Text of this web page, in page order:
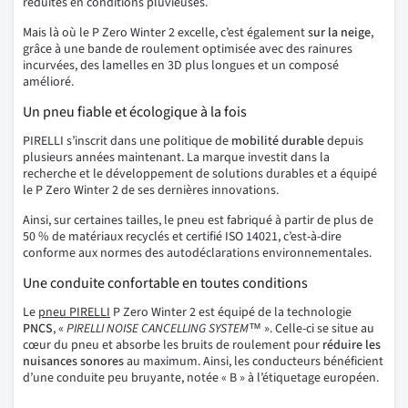
Mais là où le P Zero Winter 2 excelle, c’est égalementsur la neige,
grâce à une bande de roulement optimisée avec des rainures
incurvées, des lamelles en 3D plus longues et un composé
amélioré.
Un pneu fiable et écologique à la fois
PIRELLI s’inscrit dans une politique de mobilité durabledepuis
plusieurs années maintenant. La marque investit dans la
recherche et le développement de solutions durables et a équipé
le P Zero Winter 2 de ses dernières innovations.
Ainsi, sur certaines tailles, le pneu est fabriqué à partir de plus de
50 % de matériaux recyclés et certifié ISO 14021, c’est-à-dire
conforme aux normes des autodéclarations environnementales.
Une conduite confortable en toutes conditions
Le pneu PIRELLI P Zero Winter 2 est équipé de la technologie
PNCS, « PIRELLI NOISE CANCELLING SYSTEM™ ». Celle-ci se situe au
cœur du pneu et absorbe les bruits de roulement pour réduire les
nuisances sonoresau maximum. Ainsi, les conducteurs bénéficient
d’une conduite peu bruyante, notée « B » à l’étiquetage européen.